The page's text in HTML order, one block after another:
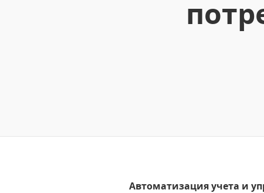
Автоматизация учета и